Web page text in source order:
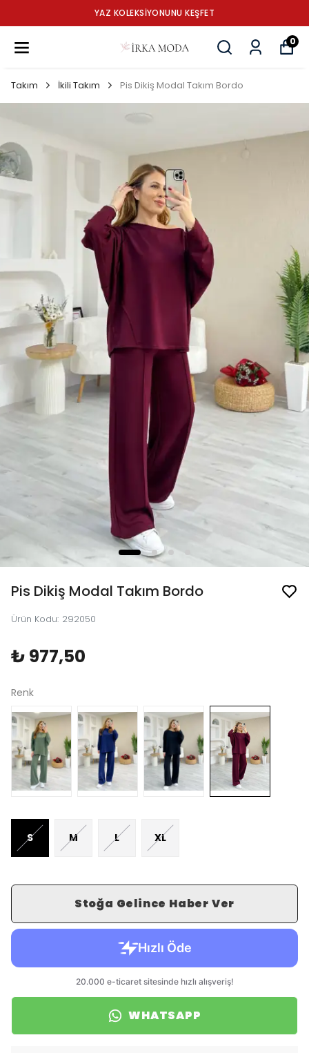
YAZ KOLEKSİYONUNU KEŞFET
0
Takım İkili Takım Pis Dikiş Modal Takım Bordo
Pis Dikiş Modal Takım Bordo
Ürün Kodu: 292050
₺ 977,50
Renk
S M L XL
Stoğa Gelince Haber Ver
WHATSAPP